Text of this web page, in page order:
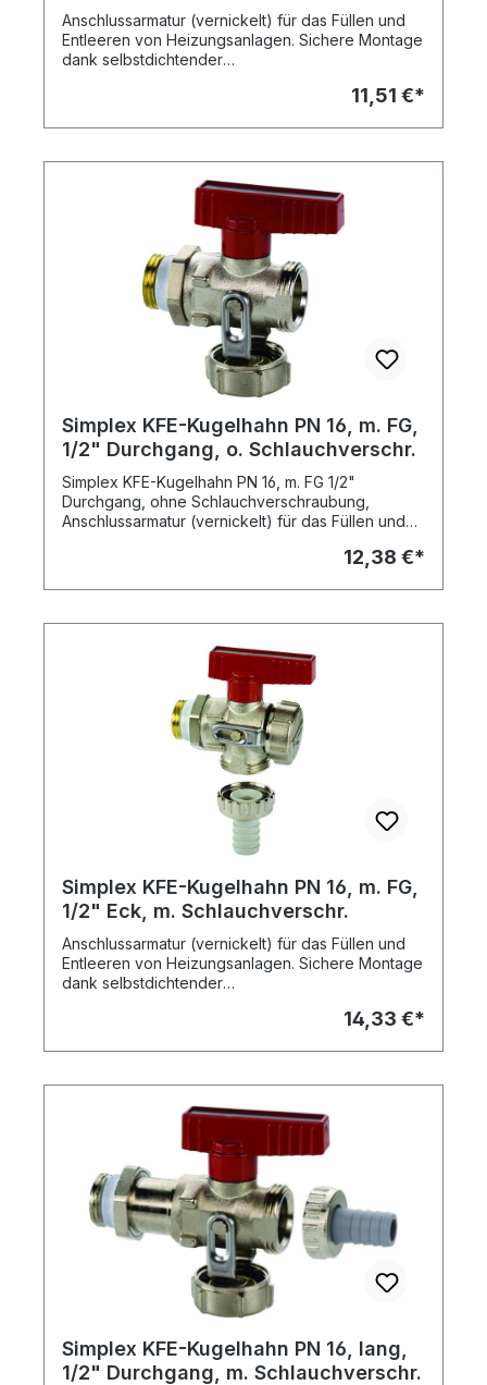
Anschlussarmatur (vernickelt) für das Füllen und
Entleeren von Heizungsanlagen. Sichere Montage
dank selbstdichtender
einer Kette oder Schlaufe. Flügelgriff leicht
abziehbar gegen unbefugtes Betätigen.
Versteckte Betätigungsmöglichkeit durch die
Blindkappe, die als Handrad dient. Einsatzbereich:
Warmwasser-Heizungsanlagen, max. Druck: 10
bar, max. Temp. 110 Grad C Dauertemperatur, 130
Grad C kurzzeitig.
11,51 €*
Simplex KFE-Kugelhahn PN 16, m. FG,
1/2" Durchgang, o. Schlauchverschr.
Simplex KFE-Kugelhahn PN 16, m. FG 1/2"
Durchgang, ohne Schlauchverschraubung,
Anschlussarmatur (vernickelt) für das Füllen und
Positionsgenaue Führung der Blindkappe durch
einer Kette oder Schlaufe. Flügelgriff leicht
abziehbar gegen unbefugtes Betätigen,
Versteckte Betätigungsmöglichkeit durch die
Blindkappe, die als Handrad dient, Einsatzbereich:
Warmwasser-Heizungsanlagen, max. Druck: 10
bar, max. Temp.: 110 Grad C Dauertemperatur, 130
12,38 €*
Simplex KFE-Kugelhahn PN 16, m. FG,
1/2" Eck, m. Schlauchverschr.
Anschlussarmatur (vernickelt) für das Füllen und
Entleeren von Heizungsanlagen. Sichere Montage
dank selbstdichtender
einer Kette oder Schlaufe. Flügelgriff leicht
Versteckte Betätigungsmöglichkeit durch die
Blindkappe, die als Handrad dient. Einsatzbereich:
Warmwasser-Heizungsanlagen, max. Druck: 10
bar, max. Temp. 110 Grad C Dauertemperatur, 130
Grad C kurzzeitig.
14,33 €*
Simplex KFE-Kugelhahn PN 16, lang,
1/2" Durchgang, m. Schlauchverschr.